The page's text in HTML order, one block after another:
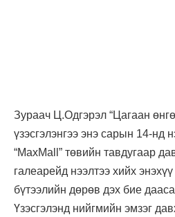
Зураач Ц.Одгэрэл “Цагаан
үзэсгэлэнгээ энэ сарын 14-нд
“MaxMall” төвийн тавдугаар
галеaрейд нээлтээ хийх энэхүү
бүтээлийн дөрөв дэх бие
Үзэсгэлэнд нийгмийн эмзэг